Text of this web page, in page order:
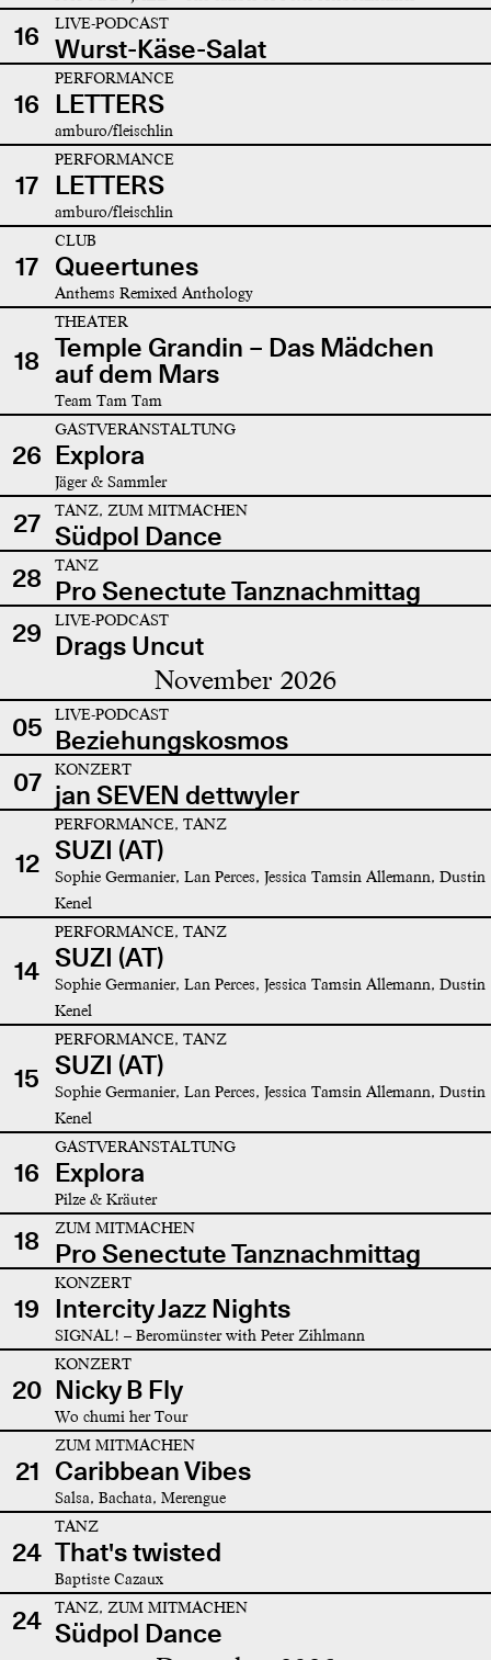
16 LIVE-PODCAST
Wurst-Käse-Salat
16
PERFORMANCE
LETTERS
amburo/fleischlin
17
PERFORMANCE
LETTERS
amburo/fleischlin
17
CLUB
Queertunes
Anthems Remixed Anthology
18
THEATER
Temple Grandin – Das Mädchen
auf dem Mars
Team Tam Tam
26
GASTVERANSTALTUNG
Explora
Jäger & Sammler
27 TANZ, ZUM MITMACHEN
Südpol Dance
28
TANZ
Pro Senectute Tanznachmittag
29
LIVE-PODCAST
Drags Uncut
November 2026
05 LIVE-PODCAST
Beziehungskosmos
07
KONZERT
jan SEVEN dettwyler
12
PERFORMANCE, TANZ
SUZI (AT)
Sophie Germanier, Lan Perces, Jessica Tamsin Allemann, Dustin
Kenel
14
PERFORMANCE, TANZ
SUZI (AT)
Sophie Germanier, Lan Perces, Jessica Tamsin Allemann, Dustin
Kenel
15
PERFORMANCE, TANZ
SUZI (AT)
Sophie Germanier, Lan Perces, Jessica Tamsin Allemann, Dustin
Kenel
16
GASTVERANSTALTUNG
Explora
Pilze & Kräuter
18 ZUM MITMACHEN
Pro Senectute Tanznachmittag
19
KONZERT
Intercity Jazz Nights
SIGNAL! – Beromünster with Peter Zihlmann
20
KONZERT
Nicky B Fly
Wo chumi her Tour
21
ZUM MITMACHEN
Caribbean Vibes
Salsa, Bachata, Merengue
24
TANZ
That's twisted
Baptiste Cazaux
24 TANZ, ZUM MITMACHEN
Südpol Dance